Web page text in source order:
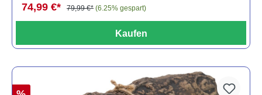
74,99 €* 79,99 €* (6.25% gespart)
Kaufen